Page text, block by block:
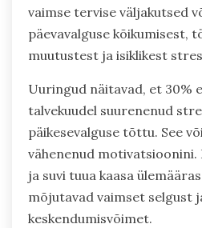
vaimse tervise väljakutsed
päevavalguse kõikumisest,
muutustest ja isiklikest
Uuringud näitavad, et 30%
talvekuudel suurenenud
päikesevalguse tõttu. See
vähenenud motivatsioonini.
ja suvi tuua kaasa
mõjutavad vaimset selgust
keskendumisvõimet.